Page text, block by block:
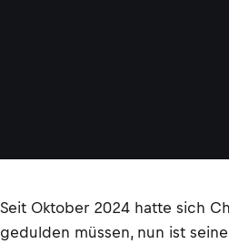
Seit Oktober 2024 hatte sich
gedulden müssen, nun ist